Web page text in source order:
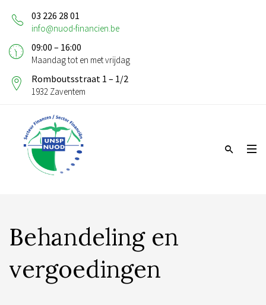
03 226 28 01
info@nuod-financien.be
09:00 – 16:00
Maandag tot en met vrijdag
Romboutsstraat 1 – 1/2
1932 Zaventem
Behandeling en
vergoedingen